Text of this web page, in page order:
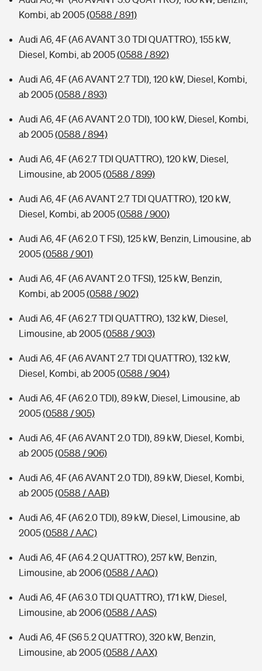
Kombi, ab 2005(0588 / 891)
Audi A6, 4F (A6 AVANT 3.0 TDI QUATTRO), 155 kW,
Diesel, Kombi, ab 2005(0588 / 892)
Audi A6, 4F (A6 AVANT 2.7 TDI), 120 kW, Diesel, Kombi,
ab 2005(0588 / 893)
Audi A6, 4F (A6 AVANT 2.0 TDI), 100 kW, Diesel, Kombi,
ab 2005(0588 / 894)
Audi A6, 4F (A6 2.7 TDI QUATTRO), 120 kW, Diesel,
Limousine, ab 2005(0588 / 899)
Audi A6, 4F (A6 AVANT 2.7 TDI QUATTRO), 120 kW,
Diesel, Kombi, ab 2005(0588 / 900)
Audi A6, 4F (A6 2.0 T FSI), 125 kW, Benzin, Limousine, ab
2005(0588 / 901)
Audi A6, 4F (A6 AVANT 2.0 TFSI), 125 kW, Benzin,
Kombi, ab 2005(0588 / 902)
Audi A6, 4F (A6 2.7 TDI QUATTRO), 132 kW, Diesel,
Limousine, ab 2005(0588 / 903)
Audi A6, 4F (A6 AVANT 2.7 TDI QUATTRO), 132 kW,
Diesel, Kombi, ab 2005(0588 / 904)
Audi A6, 4F (A6 2.0 TDI), 89 kW, Diesel, Limousine, ab
2005(0588 / 905)
Audi A6, 4F (A6 AVANT 2.0 TDI), 89 kW, Diesel, Kombi,
ab 2005(0588 / 906)
Audi A6, 4F (A6 AVANT 2.0 TDI), 89 kW, Diesel, Kombi,
ab 2005(0588 / AAB)
Audi A6, 4F (A6 2.0 TDI), 89 kW, Diesel, Limousine, ab
2005(0588 / AAC)
Audi A6, 4F (A6 4.2 QUATTRO), 257 kW, Benzin,
Limousine, ab 2006(0588 / AAQ)
Audi A6, 4F (A6 3.0 TDI QUATTRO), 171 kW, Diesel,
Limousine, ab 2006(0588 / AAS)
Audi A6, 4F (S6 5.2 QUATTRO), 320 kW, Benzin,
Limousine, ab 2005(0588 / AAX)